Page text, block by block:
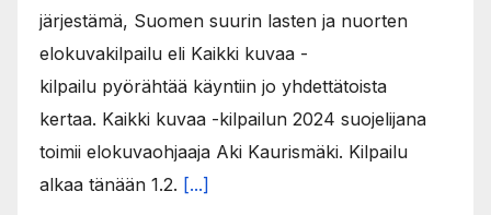
järjestämä, Suomen suurin lasten ja nuorten
elokuvakilpailu eli Kaikki kuvaa -
kilpailu pyörähtää käyntiin jo yhdettätoista
kertaa. Kaikki kuvaa -kilpailun 2024 suojelijana
toimii elokuvaohjaaja Aki Kaurismäki. Kilpailu
alkaa tänään 1.2. [...]